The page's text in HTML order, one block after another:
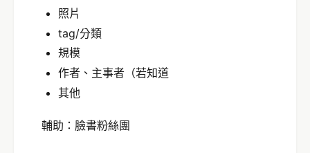
照片
tag/分類
規模
作者、主事者（若知道
其他
輔助：臉書粉絲團